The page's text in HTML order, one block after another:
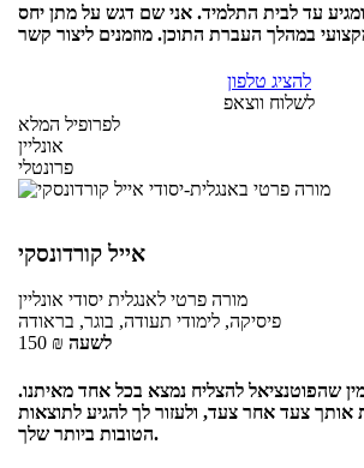
עד לבית התלמיד. אני שם דגש על מתן יחס
להציג טלפון
לשלוח ווצאפ
לפרופיל המלא
אונליין
פרונטלי
אייל קורדונסקי
מורה פרטי לאנגלית יסודי אונליין
פיסיקה, לימודי תעודה, בוגר, בראודה
150 ₪ לשעה
שהפוטנציאל להצליח נמצא בכל אחד מאיתנו.
אותך צעד אחר צעד, ולעזור לך להגיע לתוצאות
הטובות ביותר שלך.